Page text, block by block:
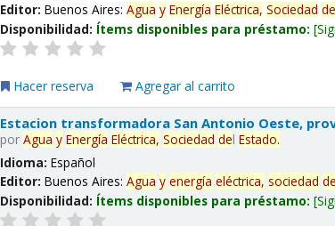
Editor:Buenos Aires:Agua y Energía Eléctrica, Sociedad
Disponibilidad: Ítems disponibles para préstamo:
Hacer reserva Agregar al carrito
Estacion transformadora San Antonio Oeste,
porAgua y Energía Eléctrica, Sociedad delEstado.
Idioma:Español
Editor:Buenos Aires:Agua y energía eléctrica, sociedad
Disponibilidad: Ítems disponibles para préstamo: